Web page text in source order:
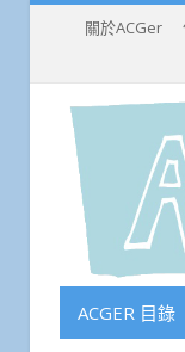
關於ACGer
ACGER 目錄